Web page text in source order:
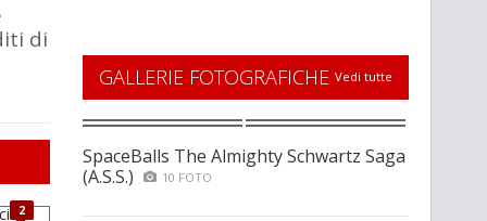
di
2
GALLERIE FOTOGRAFICHE Vedi tutte
SpaceBalls The Almighty Schwartz Saga
(A.S.S.)
10 FOTO